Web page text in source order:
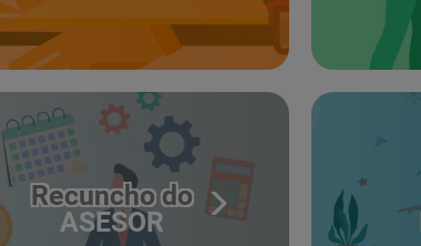
Recuncho do
ASESOR